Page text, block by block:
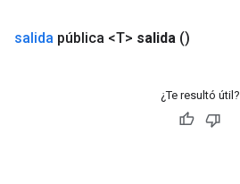
salida pública <T> salida ()
¿Te resultó útil?